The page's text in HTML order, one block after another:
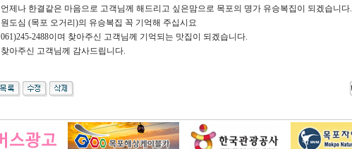
언제나 한결같은 마음으로 고객님께 해드리고 싶은맘으로 목포의 명가 유승복집이 되겠습니다.
원도심 (목포 오거리)의 유승복집 꼭 기억해 주십시요
061)245-2488이며 찾아주신 고객님께 기억되는 맛집이 되겠습니다.
찾아주신 고객님께 감사드립니다.